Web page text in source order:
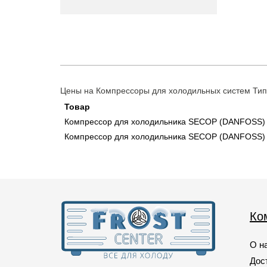
ZAFF (3)
ZAFP (2)
ZHB43-120P15C (1)
ZHB68-120P15C (2)
ZNB43-120P15C (1)
Цены на Компрессоры для холодильных систем Тип
Товар
Компрессор для холодильника SECOP
Компрессор для холодильника SECOP
О